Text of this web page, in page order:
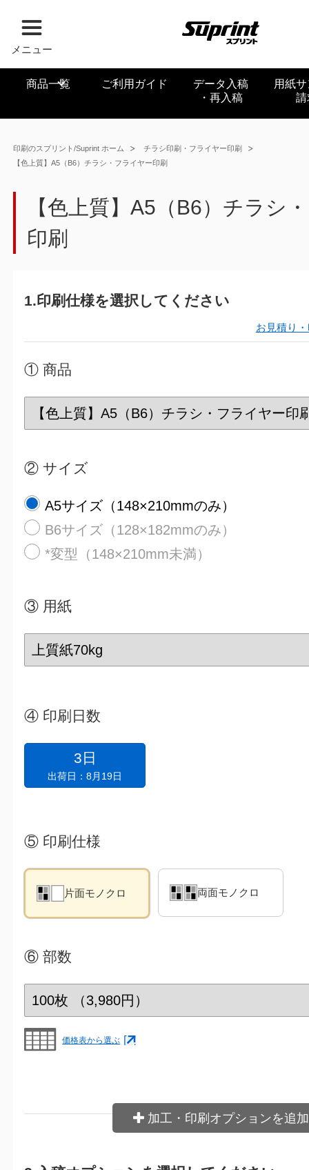
メニュー
商品一覧 ご利用ガイド
データ入稿
・再入稿
用紙
請
印刷のスプリント/Suprint ホーム
チラシ印刷・フライヤー印刷
【色上質】A5（B6）チラシ・フライヤー印刷
【色上質】A5（B6）チラシ
印刷
1.印刷仕様を選択してください
お見積り
① 商品
② サイズ
A5サイズ（148×210mmのみ）
B6サイズ（128×182mmのみ）
*変型（148×210mm未満）
③ 用紙
④ 印刷日数
3日
出荷日：8月19日
⑤ 印刷仕様
片面モノクロ 両面モノクロ
⑥ 部数
価格表から選ぶ
加工・印刷オプションを追加